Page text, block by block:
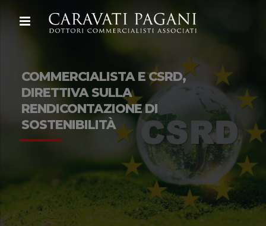
COMMERCIALISTA E CSRD,
DIRETTIVA SULLA
RENDICONTAZIONE DI
SOSTENIBILITÀ